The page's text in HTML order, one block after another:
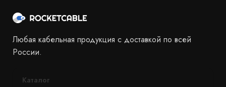
Любая кабельная продукция с доставкой по всей
России.
Каталог